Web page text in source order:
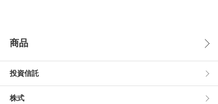
商品
投資信託
株式